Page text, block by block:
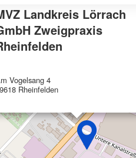
Landkreis Lörrach
Zweigpraxis
Vogelsang 4
Rheinfelden
Werbung
Inhalten
Inhalte